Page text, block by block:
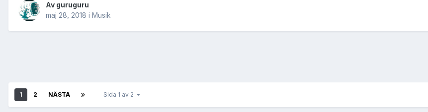
Av guruguru
maj 28, 2018 i Musik
1 2 NÄSTA Sida 1 av 2